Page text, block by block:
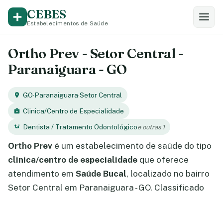
CEBES
Estabelecimentos de Saúde
Ortho Prev - Setor Central -
Paranaiguara - GO
GO·Paranaiguara·Setor Central
Clinica/Centro de Especialidade
Dentista / Tratamento Odontológicoe outras 1
Ortho Prev é um estabelecimento de saúde do tipo
clinica/centro de especialidade que oferece
atendimento em Saúde Bucal, localizado no bairro
Setor Central em Paranaiguara - GO. Classificado